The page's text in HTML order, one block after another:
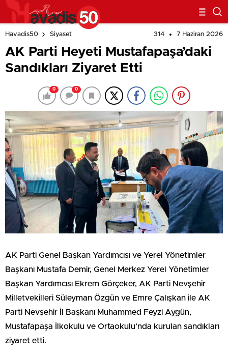
Havadis50 Siyaset 314 7 Haziran 2026
AK Parti Heyeti Mustafapaşa’daki
Sandıkları Ziyaret Etti
0 0
AK Parti Genel Başkan Yardımcısı ve Yerel Yönetimler
Başkanı Mustafa Demir, Genel Merkez Yerel Yönetimler
Başkan Yardımcısı Ekrem Görçeker, AK Parti Nevşehir
Milletvekilleri Süleyman Özgün ve Emre Çalışkan ile AK
Parti Nevşehir İl Başkanı Muhammed Feyzi Aygün,
Mustafapaşa İlkokulu ve Ortaokulu’nda kurulan sandıkları
ziyaret etti.